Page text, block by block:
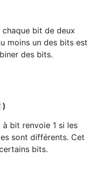
bit de deux
moins un des bits est
des bits.
)
bit renvoie 1 si les
sont différents. Cet
bits.